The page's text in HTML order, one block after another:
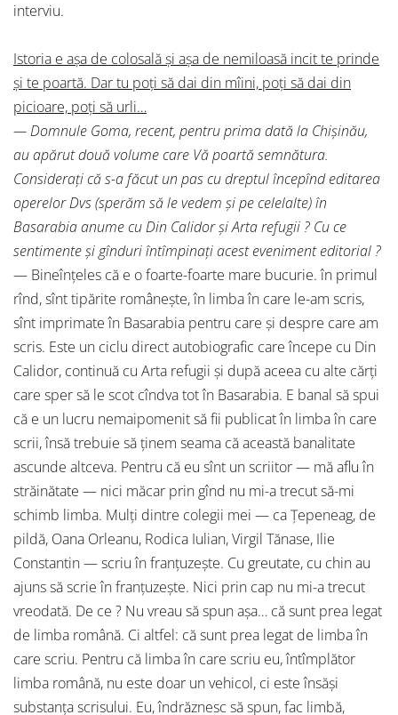
interviu.
Istoria e aşa de colosală şi aşa de nemiloasă incit te prinde
şi te poartă. Dar tu poţi să dai din mîini, poţi să dai din
picioare, poţi să urli…
— Domnule Goma, recent, pentru prima dată la Chişinău,
au apărut două volume care Vă poartă semnătura.
Consideraţi că s-a făcut un pas cu dreptul începînd editarea
operelor Dvs (sperăm să le vedem şi pe celelalte) în
Basarabia anume cu Din Calidor şi Arta refugii ? Cu ce
sentimente şi gînduri întîmpinaţi acest eveniment editorial ?
— Bineînţeles că e o foarte-foarte mare bucurie. în primul
rînd, sînt tipărite româneşte, în limba în care le-am scris,
sînt imprimate în Basarabia pentru care şi despre care am
scris. Este un ciclu direct autobiografic care începe cu Din
Calidor, continuă cu Arta refugii şi după aceea cu alte cărţi
care sper să le scot cîndva tot în Basarabia. E banal să spui
că e un lucru nemaipomenit să fii publicat în limba în care
scrii, însă trebuie să ţinem seama că această banalitate
ascunde altceva. Pentru că eu sînt un scriitor — mă aflu în
străinătate — nici măcar prin gînd nu mi-a trecut să-mi
schimb limba. Mulţi dintre colegii mei — ca Ţepeneag, de
pildă, Oana Orleanu, Rodica Iulian, Virgil Tănase, Ilie
Constantin — scriu în franţuzeşte. Cu greutate, cu chin au
ajuns să scrie în franţuzeşte. Nici prin cap nu mi-a trecut
vreodată. De ce ? Nu vreau să spun aşa… că sunt prea legat
de limba română. Ci altfel: că sunt prea legat de limba în
care scriu. Pentru că limba în care scriu eu, întîmplător
limba română, nu este doar un vehicol, ci este însăşi
substanţa scrisului. Eu, îndrăznesc să spun, fac limbă,